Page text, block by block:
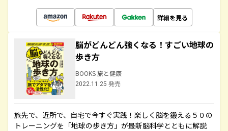
詳細を見る
脳がどんどん強くなる！すごい地球の
歩き方
BOOKS 旅と健康
2022.11.25 発売
旅先で、近所で、自宅で今すぐ実践！楽しく脳を鍛える５０の
トレーニングを「地球の歩き方」が最新脳科学とともに解説